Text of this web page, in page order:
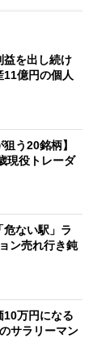
益を出し続け
11億円の個人
う20銘柄】
現役トレーダ
危ない駅」ラ
ン売れ行き鈍
10万円になる
サラリーマン